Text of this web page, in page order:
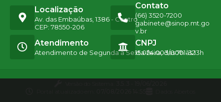
Localização
Av. das Embaúbas, 1386 - Centro
CEP: 78550-206
Contato
(66) 3520-7200
gabinete@sinop.mt.go
v.br
Atendimento
Atendimento de Segunda a Sexta-feira, das 7h às 13h
CNPJ
15.024.003/0001-32